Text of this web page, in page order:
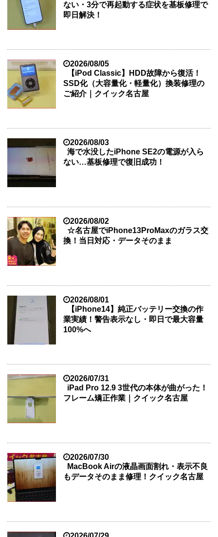
ない・3分で再起動する症状を基板修理で
即日解決！
2026/08/05
【iPod Classic】HDD故障から復活！
SSD化（大容量化・軽量化）換装修理の
ご紹介｜クイック名古屋
2026/08/03
海で水没したiPhone SE2の電源が入ら
ない…基板修理で復旧成功！
2026/08/02
☆名古屋でiPhone13ProMaxのガラス交
換！当日対応・データそのまま
2026/08/01
【iPhone14】純正バッテリー交換の作
業実績！警告表示なし・即日で最大容量
100%へ
2026/07/31
iPad Pro 12.9 3世代の本体が曲がった！
フレーム矯正作業｜クイック名古屋
2026/07/30
MacBook Airの液晶画面割れ・表示不良
もデータそのまま修理！クイック名古屋